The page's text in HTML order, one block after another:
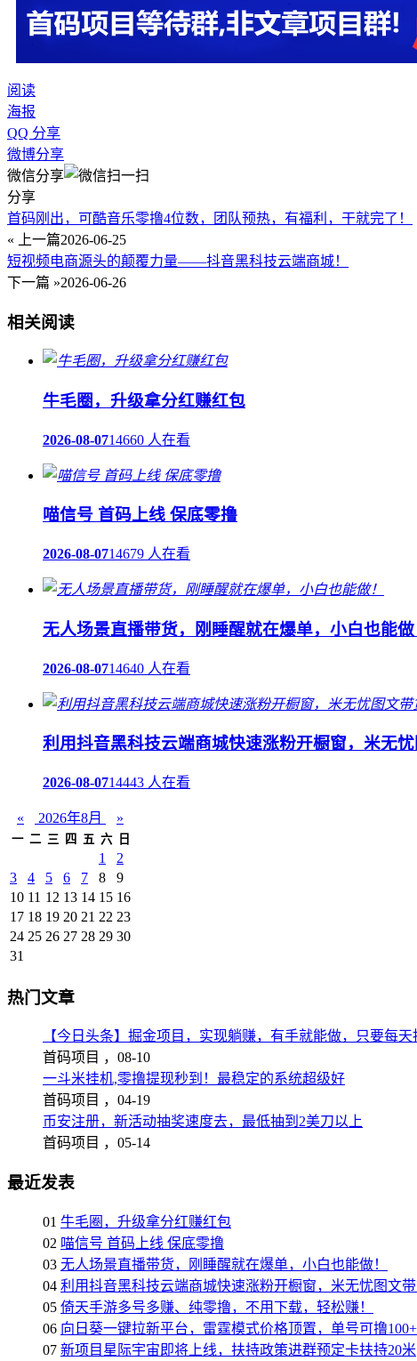
阅读
海报
QQ 分享
微博分享
微信分享
分享
首码刚出，可酷音乐零撸4位数，团队预热，有福利，干就完了！
« 上一篇2026-06-25
短视频电商源头的颠覆力量——抖音黑科技云端商城！
下一篇 »2026-06-26
相关阅读
牛毛圈，升级拿分红赚红包
2026-08-0714660 人在看
喵信号 首码上线 保底零撸
2026-08-0714679 人在看
无人场景直播带货，刚睡醒就在爆单，小白也能做
2026-08-0714640 人在看
利用抖音黑科技云端商城快速涨粉开橱窗，米无
2026-08-0714443 人在看
« 2026年8月 »
一 二 三 四 五 六 日
1
2
3
4 5 6 7 8
9
10 11 12 13 14 15 16
17 18 19 20 21 22 23
24 25 26 27 28 29 30
31
热门文章
【今日头条】掘金项目，实现躺赚，有手就能做，只要每天
首码项目 ， 08-10
一斗米挂机,零撸提现秒到！最稳定的系统超级好
首码项目 ， 04-19
币安注册，新活动抽奖速度去，最低抽到2美刀以上
首码项目 ， 05-14
最近发表
01 牛毛圈，升级拿分红赚红包
02 喵信号 首码上线 保底零撸
03 无人场景直播带货，刚睡醒就在爆单，小白也能做！
04 利用抖音黑科技云端商城快速涨粉开橱窗，米无忧图文带
05 倚天手游多号多赚、纯零撸，不用下载，轻松赚！
06 向日葵一键拉新平台，雷霆模式价格顶置，单号可撸100+
07 新项目星际宇宙即将上线，扶持政策进群预定卡扶持20米